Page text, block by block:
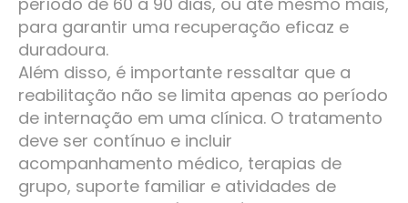
para garantir uma recuperação eficaz e
duradoura.
Além disso, é importante ressaltar que a
reabilitação não se limita apenas ao período
de internação em uma clínica. O tratamento
deve ser contínuo e incluir
acompanhamento médico, terapias de
grupo, suporte familiar e atividades de